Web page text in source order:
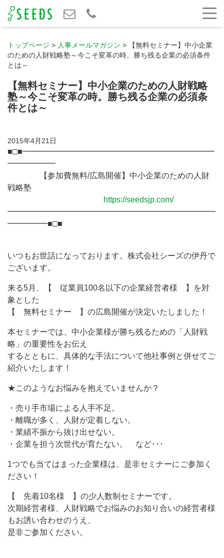
トップページ > 人事メールマガジン >
【無料セミナー】中小企業
のための人財戦略塾～今こそ変革の時。勝ち残る企業の必須条件
とは～
【無料セミナー】中小企業のための人財戦略
塾～今こそ変革の時。勝ち残る企業の必須条
件とは～
2015年4月21日
■□■━━━━━━━━━━━━━━━━━━━━━━━━
━━━━━━
【参加費無料/広島開催】中小企業のための人財
戦略塾
https://seedsjp.com/
━━━━━━━━━━━━━━━━━━━━━━━━━━
━━━━━■□■
いつもお世話になっております。株式会社シーズの伊丹で
ございます。
来る5月、【 従業員100名以下の企業経営者様 】を対
象とした
【 無料セミナー 】の広島開催が決定いたしました！
本セミナーでは、中小企業様が勝ち残るための「人財戦
略」の重要性をお伝え
するとともに、具体的な手法について他社事例と併せてご
紹介いたします！
★このようなお悩みを抱えていませんか？
・売り手市場による人手不足。
・離職が多く、人財が定着しない。
・業績不振から抜け出せない。
・企業を担う次世代が育たない。 など･･･
1つでも当てはまった企業様は、是非セミナーにご参加く
ださい！
【 先着10名様 】の少人数制セミナーです。
次期経営者様、人財戦略でお悩みのお知り合いの経営者様
もお誘い合わせのうえ、
是非ご参加ください。